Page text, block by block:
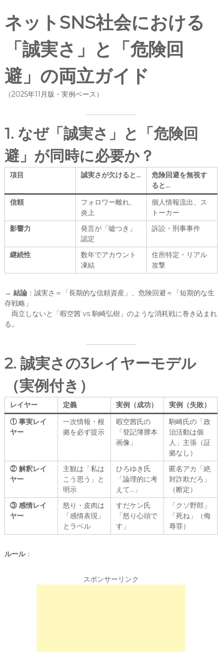
ネットSNS社会における
「誠実さ」と「危険回
避」の両立ガイド
（2025年11月版・実例ベース）
1. なぜ「誠実さ」と「危険回
避」が同時に必要か？
項目 誠実さが欠けると…
危険回避を無視す
ると…
信頼
フォロワー離れ、
炎上
個人情報流出、ス
トーカー
影響力
発言が「嘘つき」
認定
訴訟・刑事事件
継続性
数年でアカウント
凍結
住所特定・リアル
攻撃
→ 結論：誠実さ＝「長期的な信頼資産」、危険回避＝「短期的な生
存戦略」
両立しないと「暇空茜 vs 駒崎弘樹」のような消耗戦に巻き込まれ
る。
2. 誠実さの3レイヤーモデル
（実例付き）
レイヤー 定義 実例（成功）
実例（失敗）
① 事実レイ
ヤー
一次情報・根
拠を必ず提示
暇空茜氏の
「登記簿謄本
画像」
駒崎氏の「政
治活動は個
人」主張（証
拠なし）
② 解釈レイ
ヤー
主観は「私は
こう思う」と
明示
ひろゆき氏
「論理的に考
えて…」
匿名アカ「絶
対詐欺だろ」
（断定）
③ 感情レイ
ヤー
怒り・皮肉は
「感情表現」
とラベル
すだケン氏
「怒り心頭で
す」
「クソ野郎」
「死ね」（侮
辱罪）
ルール：
スポンサーリンク